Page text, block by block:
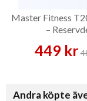
Master Fitness
–
449 kr
Andra köpte